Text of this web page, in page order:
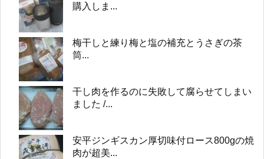
購入しま...
梅干しと練り梅と塩の補充とうさぎの茶
筒...
干し肉を作るのに失敗して腐らせてしまい
ました /...
安平ジンギスカン厚切味付ロース800gの焼
肉が超美...